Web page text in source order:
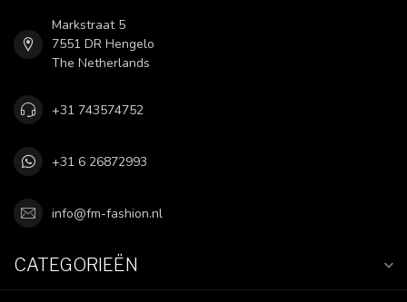
Markstraat 5
7551 DR Hengelo
The Netherlands
+31 743574752
+31 6 26872993
info@fm-fashion.nl
CATEGORIEËN